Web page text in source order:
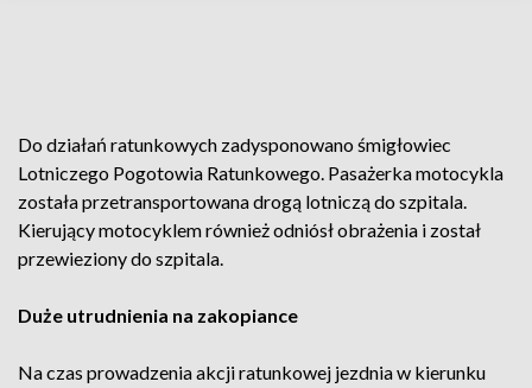
Do działań ratunkowych zadysponowano śmigłowiec
Lotniczego Pogotowia Ratunkowego. Pasażerka motocykla
została przetransportowana drogą lotniczą do szpitala.
Kierujący motocyklem również odniósł obrażenia i został
przewieziony do szpitala.
Duże utrudnienia na zakopiance
Na czas prowadzenia akcji ratunkowej jezdnia w kierunku